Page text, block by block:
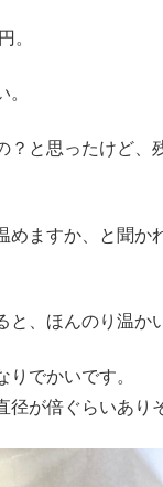
。
？と思ったけど、
めますか、と聞か
と、ほんのり温か
りでかいです。
径が倍ぐらいあり